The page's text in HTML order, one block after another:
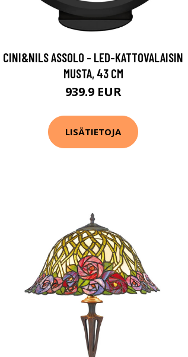
CINI&NILS ASSOLO - LED-KATTOVALAISIN
MUSTA, 43 CM
939.9 EUR
LISÄTIETOJA